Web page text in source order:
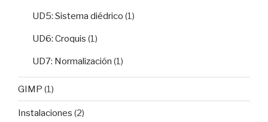
UD5: Sistema diédrico (1)
UD6: Croquis (1)
UD7: Normalización (1)
GIMP (1)
Instalaciones (2)